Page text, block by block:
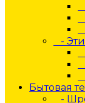
-
Бытовая
-